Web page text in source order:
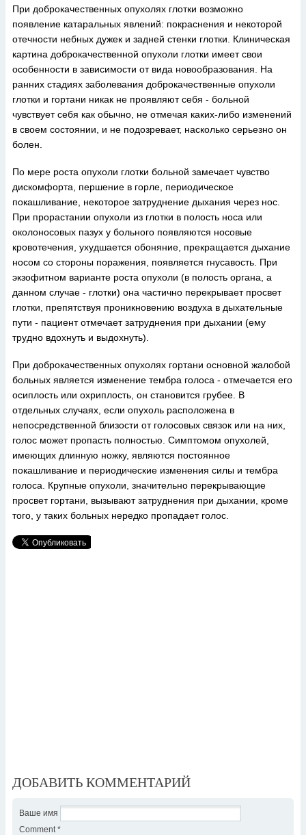
При доброкачественных опухолях глотки возможно
появление катаральных явлений: покраснения и некоторой
отечности небных дужек и задней стенки глотки. Клиническая
картина доброкачественной опухоли глотки имеет свои
особенности в зависимости от вида новообразования. На
ранних стадиях заболевания доброкачественные опухоли
глотки и гортани никак не проявляют себя - больной
чувствует себя как обычно, не отмечая каких-либо изменений
в своем состоянии, и не подозревает, насколько серьезно он
болен.
По мере роста опухоли глотки больной замечает чувство
дискомфорта, першение в горле, периодическое
покашливание, некоторое затруднение дыхания через нос.
При прорастании опухоли из глотки в полость носа или
околоносовых пазух у больного появляются носовые
кровотечения, ухудшается обоняние, прекращается дыхание
носом со стороны поражения, появляется гнусавость. При
экзофитном варианте роста опухоли (в полость органа, а
данном случае - глотки) она частично перекрывает просвет
глотки, препятствуя проникновению воздуха в дыхательные
пути - пациент отмечает затруднения при дыхании (ему
трудно вдохнуть и выдохнуть).
При доброкачественных опухолях гортани основной жалобой
больных является изменение тембра голоса - отмечается его
осиплость или охриплость, он становится грубее. В
отдельных случаях, если опухоль расположена в
непосредственной близости от голосовых связок или на них,
голос может пропасть полностью. Симптомом опухолей,
имеющих длинную ножку, являются постоянное
покашливание и периодические изменения силы и тембра
голоса. Крупные опухоли, значительно перекрывающие
просвет гортани, вызывают затруднения при дыхании, кроме
того, у таких больных нередко пропадает голос.
ДОБАВИТЬ КОММЕНТАРИЙ
Ваше имя
Comment *